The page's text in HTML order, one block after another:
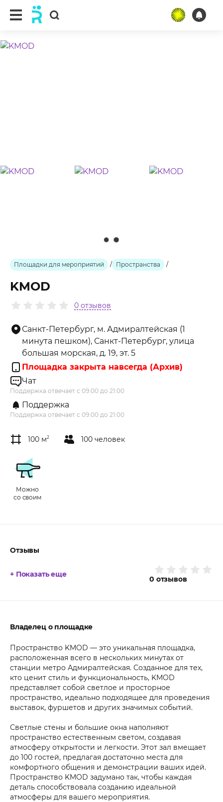
Площадки для мероприятий / Пространства /
KMOD
0 отзывов
Санкт-Петербург, м. Адмиралтейская (1
минута пешком), Санкт-Петербург, улица
большая морская, д. 19, эт. 5
Площадка закрыта навсегда (Архив)
Чат
Поддержка отвечает с 09:00 до 21:00
Поддержка
Поддержка отвечает с 09:00 до 21:00
100 м2 100 человек
Можно
со своим
Отзывы
0 отзывов
+ Показать еще
Владелец о площадке
Пространство KMOD — это уникальная площадка,
расположенная всего в нескольких минутах от
станции метро Адмиралтейская. Созданное для тех,
кто ценит стиль и функциональность, KMOD
представляет собой светлое и просторное
пространство, идеально подходящее для проведения
выставок, фуршетов и других значимых событий.
Светлые стены и большие окна наполняют
пространство естественным светом, создавая
атмосферу открытости и легкости. Этот зал вмещает
до 100 гостей, предлагая достаточно места для
комфортного общения и демонстрации ваших идей.
Пространство KMOD задумано так, чтобы каждая
деталь способствовала созданию идеальной
атмосферы для вашего мероприятия.